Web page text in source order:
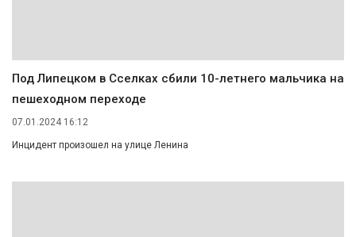
Под Липецком в Сселках сбили 10-летнего мальчика на
пешеходном переходе
07.01.2024 16:12
Инцидент произошел на улице Ленина